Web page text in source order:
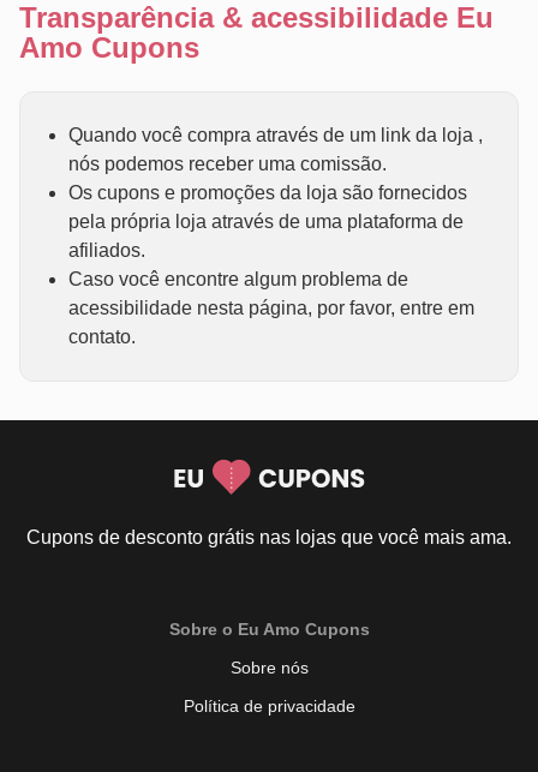
Transparência & acessibilidade Eu
Amo Cupons
Quando você compra através de um link da loja ,
nós podemos receber uma comissão.
Os cupons e promoções da loja são fornecidos
pela própria loja através de uma plataforma de
afiliados.
Caso você encontre algum problema de
acessibilidade nesta página, por favor, entre em
contato.
Cupons de desconto grátis nas lojas que você mais ama.
Sobre o Eu Amo Cupons
Sobre nós
Política de privacidade